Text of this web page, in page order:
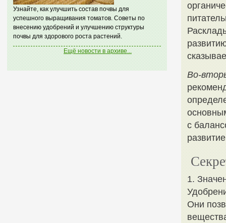
Узнайте, как улучшить состав почвы для
успешного выращивания томатов. Советы по
внесению удобрений и улучшению структуры
почвы для здорового роста растений.
Ещё новости в архиве...
Во-
с
1.
Они